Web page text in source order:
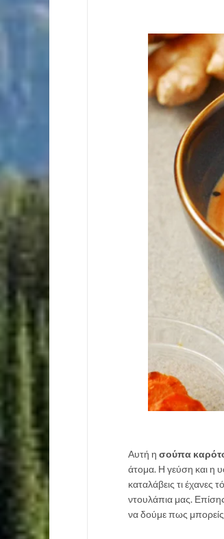
Αυτή η σούπα
άτομα. Η γεύση και η
καταλάβεις τι έχανες
ντουλάπια μας.
να δούμε πως μπορείς